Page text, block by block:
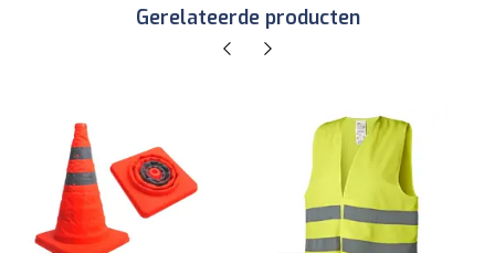
Gerelateerde producten